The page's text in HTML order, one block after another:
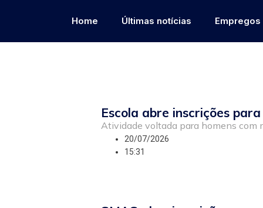
Home Últimas notícias Empregos
Escola abre inscrições
Atividade voltada para homens com
20/07/2026
15:31